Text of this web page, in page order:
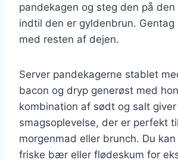
pandekagen og steg den på
indtil den er gyldenbrun. Gentag
med resten af dejen.
Server pandekagerne stablet
bacon og dryp generøst med
kombination af sødt og salt
smagsoplevelse, der er perfekt
morgenmad eller brunch. Du
friske bær eller flødeskum for